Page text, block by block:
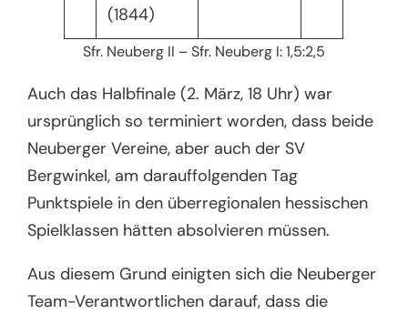
(1844)
Sfr. Neuberg II – Sfr. Neuberg I: 1,5:2,5
Auch das Halbfinale (2. März, 18 Uhr) war
ursprünglich so terminiert worden, dass beide
Neuberger Vereine, aber auch der SV
Bergwinkel, am darauffolgenden Tag
Punktspiele in den überregionalen hessischen
Spielklassen hätten absolvieren müssen.
Aus diesem Grund einigten sich die Neuberger
Team-Verantwortlichen darauf, dass die